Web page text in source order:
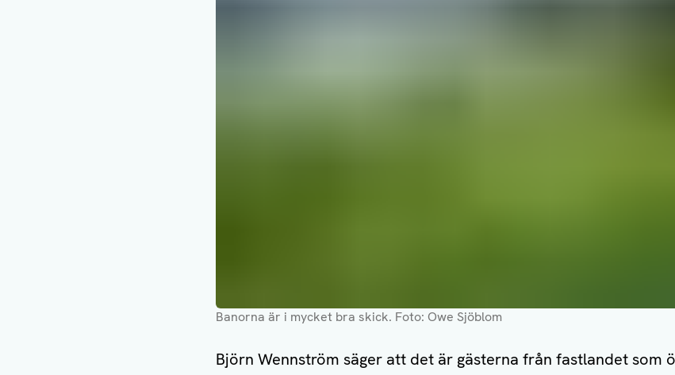
Banorna är i mycket bra skick. Foto: Owe Sjöblom
Björn Wennström säger att det är gästerna från fastlandet som